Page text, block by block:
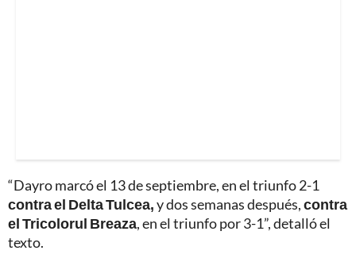
“Dayro marcó el 13 de septiembre, en el triunfo 2-1
contra el Delta Tulcea,y dos semanas después,contra
el Tricolorul Breaza, en el triunfo por 3-1”, detalló el
texto.